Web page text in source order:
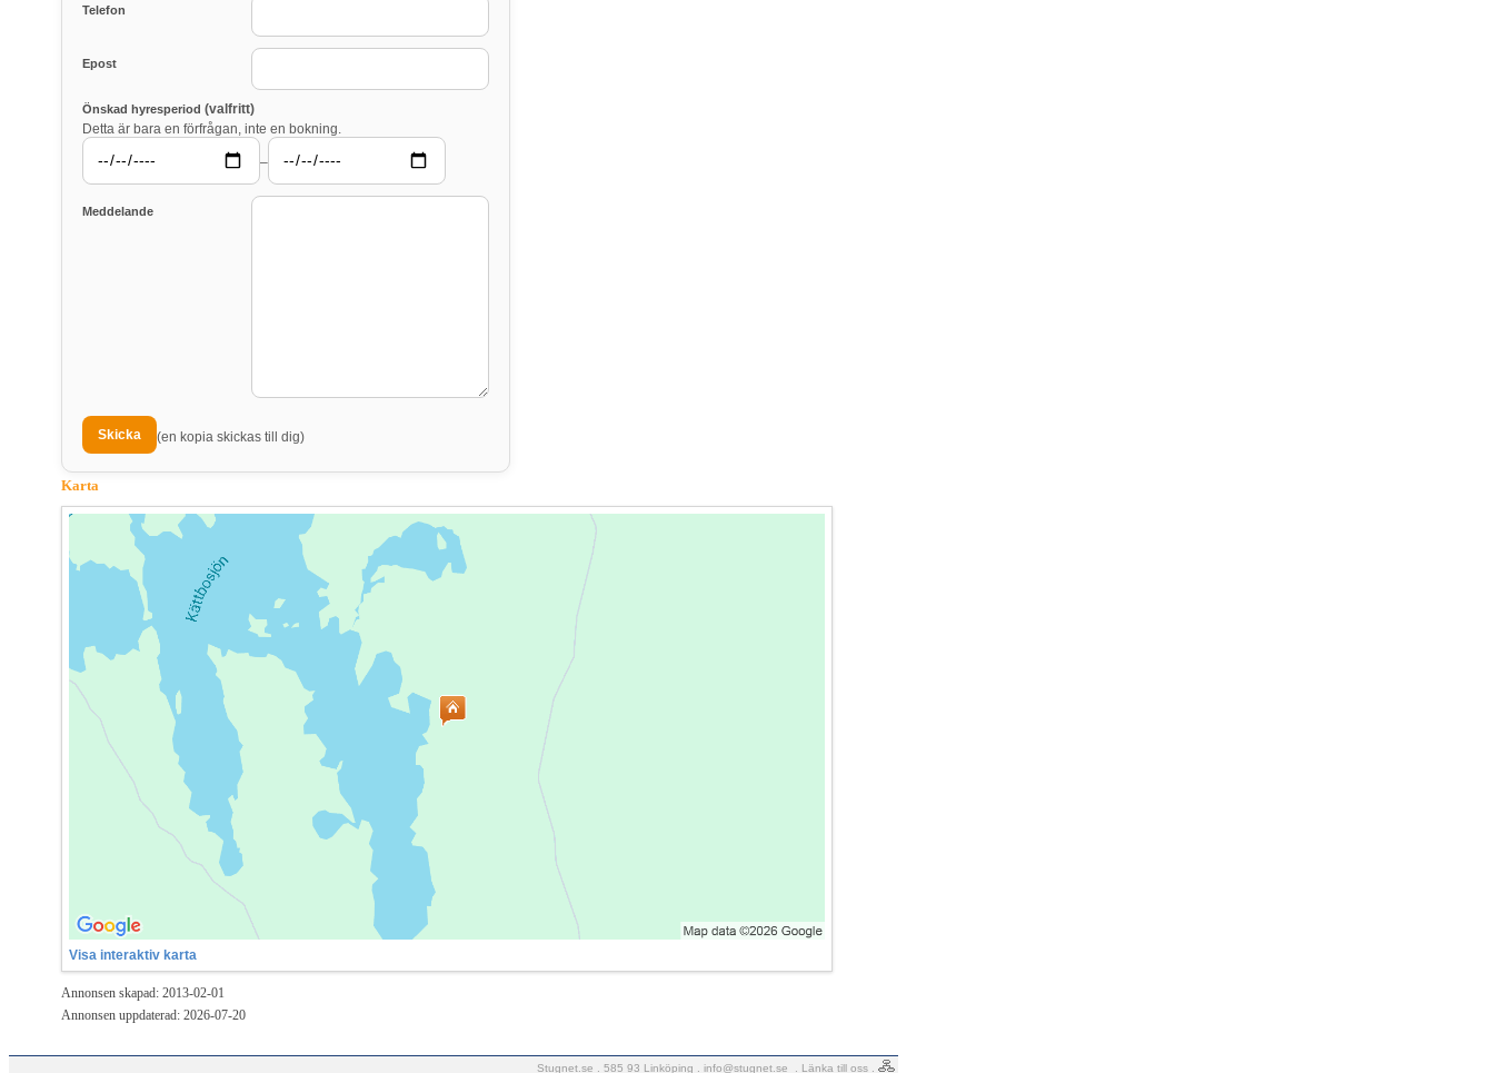
Telefon
Epost
Önskad hyresperiod (valfritt)
Detta är bara en förfrågan, inte en bokning.
–
Meddelande
(en kopia skickas till dig)
Karta
Visa interaktiv karta
Annonsen skapad: 2013-02-01
Annonsen uppdaterad: 2026-07-20
Stugnet.se . 585 93 Linköping . info@stugnet.se Länka till oss